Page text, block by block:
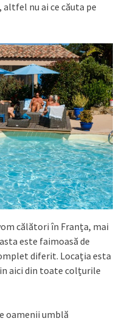
nu ai ce căuta pe
călători în Franța, mai
este faimoasă de
diferit. Locația esta
aici din toate colțurile
oamenii umblă